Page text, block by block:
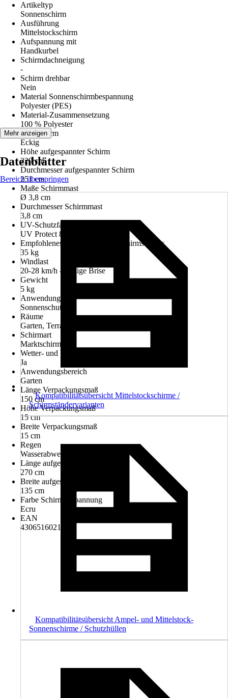
Artikeltyp
Sonnenschirm
Ausführung
Mittelstockschirm
Aufspannung mit
Handkurbel
Schirmdachneigung
-
Schirm drehbar
Nein
Material Sonnenschirmbespannung
Polyester (PES)
Material-Zusammensetzung
100 % Polyester
Schirmform
Eckig
Höhe aufgespannter Schirm
229 cm
Durchmesser aufgespannter Schirm
251 cm
Maße Schirmmast
Ø 3,8 cm
Durchmesser Schirmmast
3,8 cm
UV-Schutzfaktor nach Standard 801
UV Protect 80
Empfohlenes Mindestgewicht Schirmständer
35 kg
Windlast
20-28 km/h -Mäßige Brise
Gewicht
5 kg
Anwendung
Sonnenschutz
Räume
Garten, Terrasse, Balkon
Schirmart
Marktschirm
Wetter- und UV-Beständigkeit
Ja
Anwendungsbereich
Garten
Länge Verpackungsmaß
150 cm
Höhe Verpackungsmaß
15 cm
Breite Verpackungsmaß
15 cm
Regen
Wasserabweisend
Länge aufgespannter Schirm
270 cm
Breite aufgespannter Schirm
135 cm
Farbe Schirmbespannung
Ecru
EAN
4306516021215
Mehr anzeigen
Datenblätter
Bereich überspringen
Kompatibilitätsübersicht Mittelstockschirme /
Schirmständervarianten
Kompatibilitätsübersicht Ampel- und Mittelstock-
Sonnenschirme / Schutzhüllen